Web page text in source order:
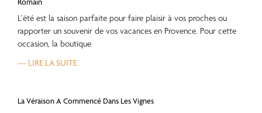
Romain
L’été est la saison parfaite pour faire plaisir à vos proches ou
rapporter un souvenir de vos vacances en Provence. Pour cette
occasion, la boutique
— LIRE LA SUITE
La Véraison A Commencé Dans Les Vignes